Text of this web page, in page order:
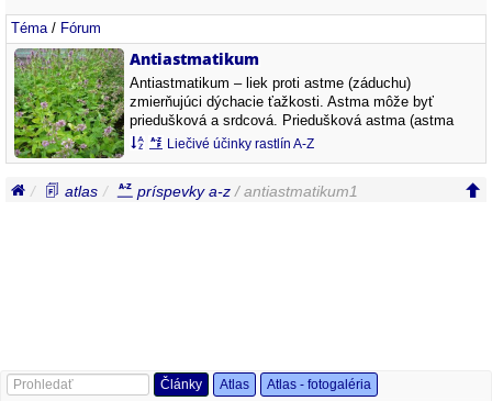
Téma/ Fórum
Antiastmatikum
Antiastmatikum – liek proti astme (záduchu)
zmierňujúci dýchacie ťažkosti. Astma môže byť
priedušková a srdcová. Priedušková astma (astma
bronchiale) je choroba, ktorá sa prejavuje náhlymi
Liečivé účinky rastlín A-Z
atlas príspevky a-z / antiastmatikum1
Články Atlas Atlas - fotogaléria